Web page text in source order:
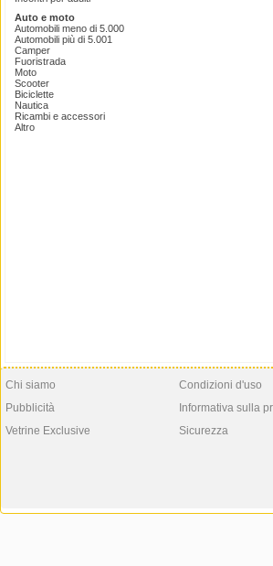
Auto e moto
Automobili meno di 5.000
Automobili più di 5.001
Camper
Fuoristrada
Moto
Scooter
Biciclette
Nautica
Ricambi e accessori
Altro
Chi siamo
Pubblicità
Vetrine Exclusive
Condizioni d'uso
Informativa sulla
Sicurezza